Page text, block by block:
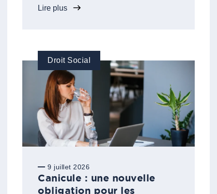
Lire plus
Droit Social
9 juillet 2026
Canicule : une nouvelle
obligation pour les